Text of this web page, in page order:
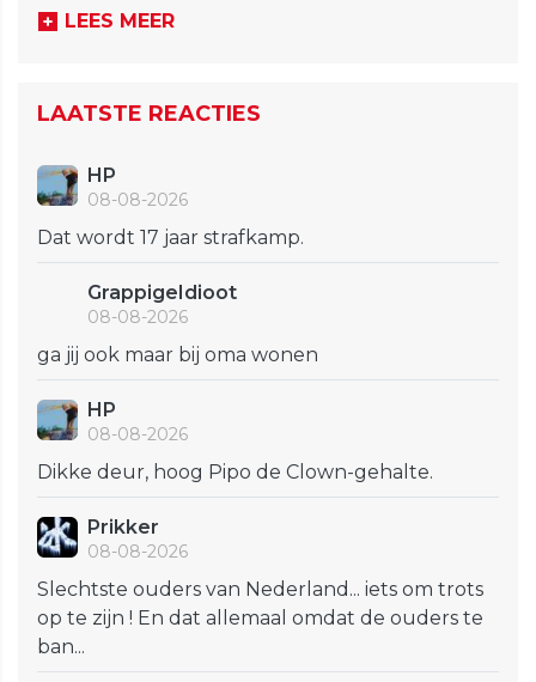
LEES MEER
LAATSTE REACTIES
HP
08-08-2026
Dat wordt 17 jaar strafkamp.
GrappigeIdioot
08-08-2026
ga jij ook maar bij oma wonen
HP
08-08-2026
Dikke deur, hoog Pipo de Clown-gehalte.
Prikker
08-08-2026
Slechtste ouders van Nederland... iets om trots
op te zijn ! En dat allemaal omdat de ouders te
ban...